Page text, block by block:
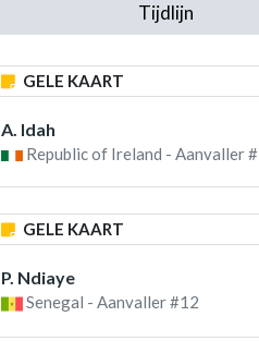
Tijdlijn
GELE KAART
A. Idah
Republic of Ireland - Aanvaller #
GELE KAART
P. Ndiaye
Senegal - Aanvaller #12